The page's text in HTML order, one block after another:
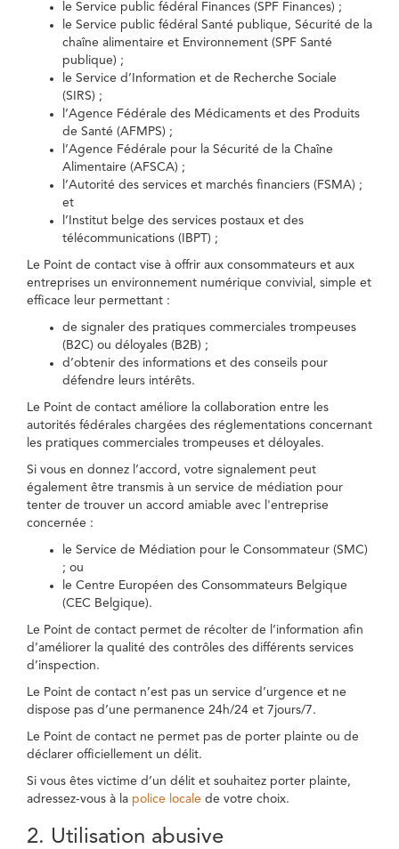
le Service public fédéral Finances (SPF Finances) ;
le Service public fédéral Santé publique, Sécurité de la
chaîne alimentaire et Environnement (SPF Santé
publique) ;
le Service d’Information et de Recherche Sociale
(SIRS) ;
l’Agence Fédérale des Médicaments et des Produits
de Santé (AFMPS) ;
l’Agence Fédérale pour la Sécurité de la Chaîne
Alimentaire (AFSCA) ;
l’Autorité des services et marchés financiers (FSMA) ;
et
l’Institut belge des services postaux et des
télécommunications (IBPT) ;
Le Point de contact vise à offrir aux consommateurs et aux
entreprises un environnement numérique convivial, simple et
efficace leur permettant :
de signaler des pratiques commerciales trompeuses
(B2C) ou déloyales (B2B) ;
d’obtenir des informations et des conseils pour
défendre leurs intérêts.
Le Point de contact améliore la collaboration entre les
autorités fédérales chargées des réglementations concernant
les pratiques commerciales trompeuses et déloyales.
Si vous en donnez l’accord, votre signalement peut
également être transmis à un service de médiation pour
tenter de trouver un accord amiable avec l'entreprise
concernée :
le Service de Médiation pour le Consommateur (SMC)
; ou
le Centre Européen des Consommateurs Belgique
(CEC Belgique).
Le Point de contact permet de récolter de l’information afin
d’améliorer la qualité des contrôles des différents services
d’inspection.
Le Point de contact n’est pas un service d’urgence et ne
dispose pas d’une permanence 24h/24 et 7jours/7.
Le Point de contact ne permet pas de porter plainte ou de
déclarer officiellement un délit.
Si vous êtes victime d’un délit et souhaitez porter plainte,
adressez-vous à la police locale de votre choix.
2. Utilisation abusive